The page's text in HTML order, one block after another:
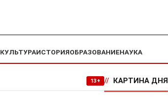
КУЛЬТУРАИСТОРИЯОБРАЗОВАНИЕНАУКА
13+ // КАРТИНА ДНЯ